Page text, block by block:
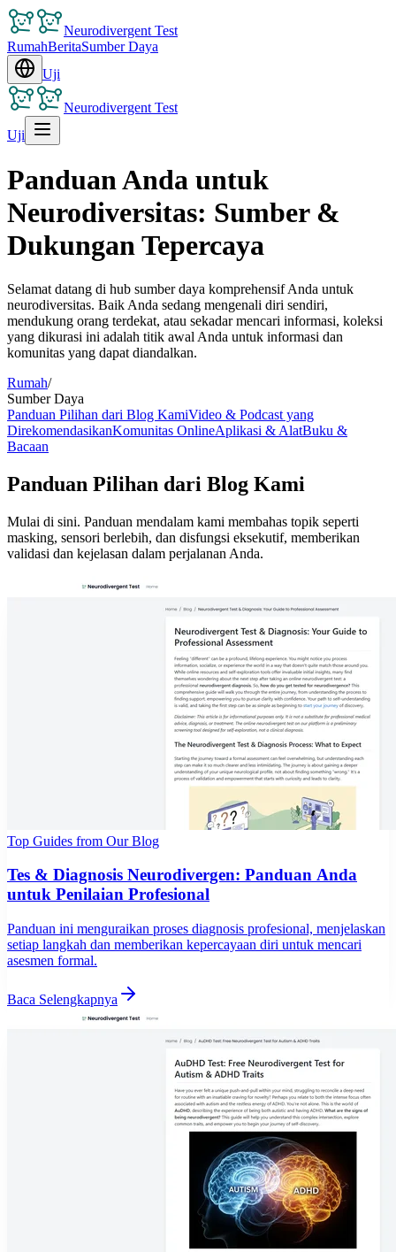
Neurodivergent Test
RumahBeritaSumber Daya
Uji
Neurodivergent Test
Uji
Panduan Anda untuk
Neurodiversitas: Sumber &
Dukungan Tepercaya
Selamat datang di hub sumber daya komprehensif Anda untuk
neurodiversitas. Baik Anda sedang mengenali diri sendiri,
mendukung orang terdekat, atau sekadar mencari informasi, koleksi
yang dikurasi ini adalah titik awal Anda untuk informasi dan
komunitas yang dapat diandalkan.
Rumah/
Sumber Daya
Panduan Pilihan dari Blog KamiVideo & Podcast yang
DirekomendasikanKomunitas OnlineAplikasi & AlatBuku &
Bacaan
Panduan Pilihan dari Blog Kami
Mulai di sini. Panduan mendalam kami membahas topik seperti
masking, sensori berlebih, dan disfungsi eksekutif, memberikan
validasi dan kejelasan dalam perjalanan Anda.
Top Guides from Our Blog
Tes & Diagnosis Neurodivergen: Panduan Anda
untuk Penilaian Profesional
Panduan ini menguraikan proses diagnosis profesional, menjelaskan
setiap langkah dan memberikan kepercayaan diri untuk mencari
asesmen formal.
Baca Selengkapnya